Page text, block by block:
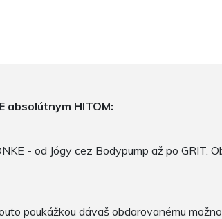
absolútnym HITOM:
- od Jógy cez Bodypump až po GRIT.
poukážkou dávaš obdarovanému